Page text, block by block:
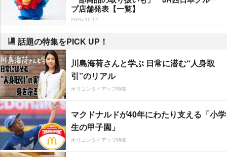
プ店舗発表【一覧】
2025-10-14
話題の特集をPICK UP！
川島海荷さんと学ぶ 日常に潜む“人身取
引”のリアル
オリコンタイアップ特集
マクドナルドが40年にわたり支える「小学
生の甲子園」
オリコンタイアップ特集